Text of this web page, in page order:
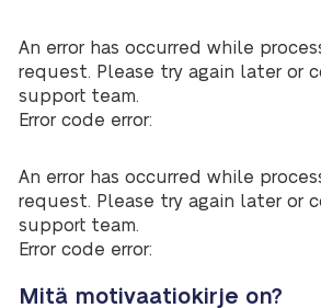
An error has occurred while
request. Please try again later or
support team.
Error code error:
An error has occurred while
request. Please try again later or
support team.
Error code error:
Mitä motivaatiokirje on?